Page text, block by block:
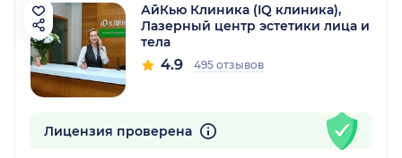
АйКью Клиника (IQ клиника),
Лазерный центр эстетики лица и
тела
4.9 495 отзывов
Лицензия проверена